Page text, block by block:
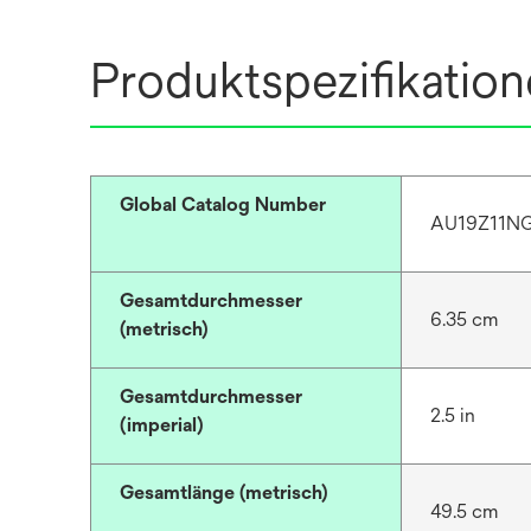
Global Catalog Number
Gesamtdurchmesser
(metrisch)
6.35 cm
Gesamtdurchmesser
(imperial)
2.5 in
Gesamtlänge (metrisch)
49.5 cm